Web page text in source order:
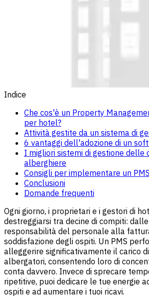
Indice
Che cos'è un Property
per hotel?
Attività gestite da un sistema di
6 vantaggi dell'adozione di un
I migliori sistemi di gestione delle
alberghiere
Consigli per implementare un
Conclusioni
Domande frequenti
Ogni giorno, i proprietari e i gestori di
destreggiarsi tra decine di compiti:
responsabilità del personale alla
soddisfazione degli ospiti. Un PMS
alleggerire significativamente il carico
albergatori, consentendo loro di
conta davvero. Invece di sprecare
ripetitive, puoi dedicare le tue energie
ospiti e ad aumentare i tuoi ricavi.